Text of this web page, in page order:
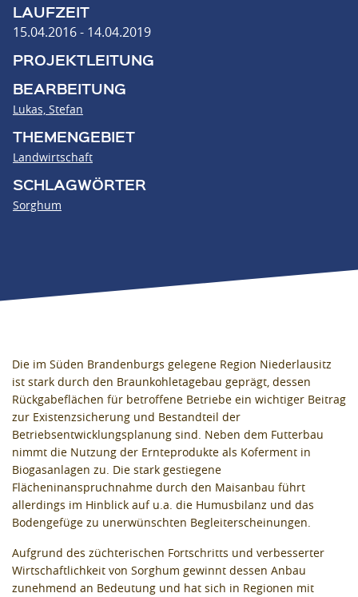
LAUFZEIT
15.04.2016 - 14.04.2019
PROJEKTLEITUNG
BEARBEITUNG
Lukas, Stefan
THEMENGEBIET
Landwirtschaft
SCHLAGWÖRTER
Sorghum
Die im Süden Brandenburgs gelegene Region Niederlausitz
ist stark durch den Braunkohletagebau geprägt, dessen
Rückgabeflächen für betroffene Betriebe ein wichtiger Beitrag
zur Existenzsicherung und Bestandteil der
Betriebsentwicklungsplanung sind. Neben dem Futterbau
nimmt die Nutzung der Ernteprodukte als Koferment in
Biogasanlagen zu. Die stark gestiegene
Flächeninanspruchnahme durch den Maisanbau führt
allerdings im Hinblick auf u.a. die Humusbilanz und das
Bodengefüge zu unerwünschten Begleiterscheinungen.
Aufgrund des züchterischen Fortschritts und verbesserter
Wirtschaftlichkeit von Sorghum gewinnt dessen Anbau
zunehmend an Bedeutung und hat sich in Regionen mit